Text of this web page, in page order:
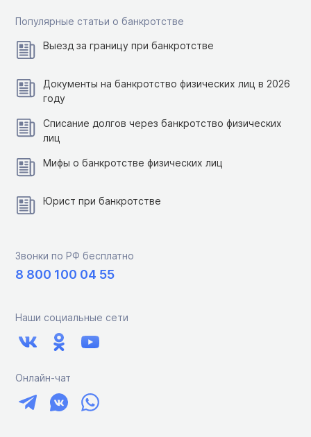
Популярные статьи о банкротстве
Выезд за границу при банкротстве
Документы на банкротство физических лиц в 2026
году
Списание долгов через банкротство физических
лиц
Мифы о банкротстве физических лиц
Юрист при банкротстве
Звонки по РФ бесплатно
8 800 100 04 55
Наши социальные сети
Онлайн-чат